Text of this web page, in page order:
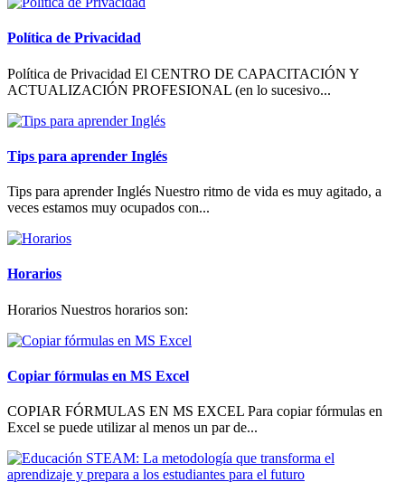
Política de Privacidad
Política de Privacidad El CENTRO DE CAPACITACIÓN Y
ACTUALIZACIÓN PROFESIONAL (en lo sucesivo...
Tips para aprender Inglés
Tips para aprender Inglés Nuestro ritmo de vida es muy agitado, a
veces estamos muy ocupados con...
Horarios
Horarios Nuestros horarios son:
Copiar fórmulas en MS Excel
COPIAR FÓRMULAS EN MS EXCEL Para copiar fórmulas en
Excel se puede utilizar al menos un par de...